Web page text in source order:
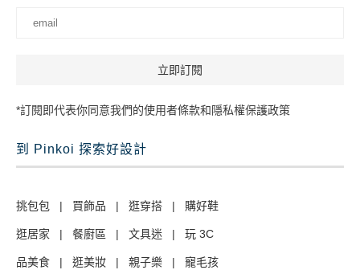
*訂閱即代表你同意我們的使用者條款和隱私權保護政策
到 Pinkoi 探索好設計
挑包包 | 買飾品 | 逛穿搭 | 購好鞋
逛居家 | 餐廚區 | 文具迷 | 玩 3C
品美食 | 逛美妝 | 親子樂 | 寵毛孩